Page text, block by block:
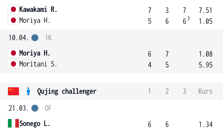
Kawakami R.
Moriya H.
7
5
3
6
7
6 3
7.51
1.05
10.04.
Moriya H.
Moritani S.
1K
6
4
7
5
1.08
5.95
Qujing challenger 1 2 3
Kurs
21.03.
Sonego L.
OF
6
6
1.34